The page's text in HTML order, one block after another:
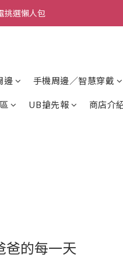
購物金
購物金
邊
手機周邊／智慧穿戴
UB搶先報 商店介
爸的每一天